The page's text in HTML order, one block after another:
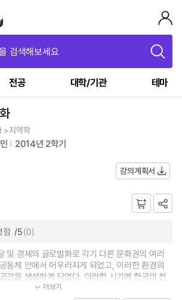
검색해보세요
전공 대학/기관 테마
>지역학
2014년 2학기
강의계획서
점 /5(0)
및 경제의 글로벌화로 각기 다른 문화권의 여러
동체 안에서 어우러지게 되었고, 이러한 환경의
간을 생성하게 되었다. 이러한 시기에 한국의 전
문화의 모...더보기